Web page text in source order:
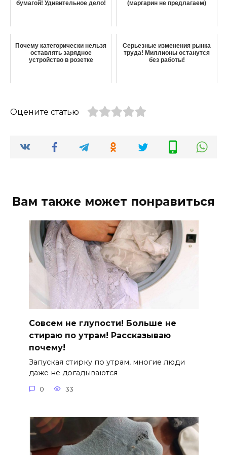
бумагой! Удивительное дело! (маргарин не предлагаем)
Почему категорически нельзя
оставлять зарядное
устройство в розетке
Серьезные изменения рынка
труда! Миллионы останутся
без работы!
Оцените статью
Вам также может понравиться
Совсем не глупости! Больше не
стираю по утрам! Рассказываю
почему!
Запуская стирку по утрам, многие люди
даже не догадываются
0 33